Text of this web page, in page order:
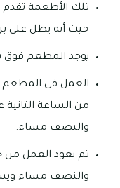
تلك الأطعمة تقدم
حيث أنه يطل على
يوجد المطعم فوق
العمل في المطعم
من الساعة
والنصف مساء.
ثم يعود العمل من
والنصف مساء